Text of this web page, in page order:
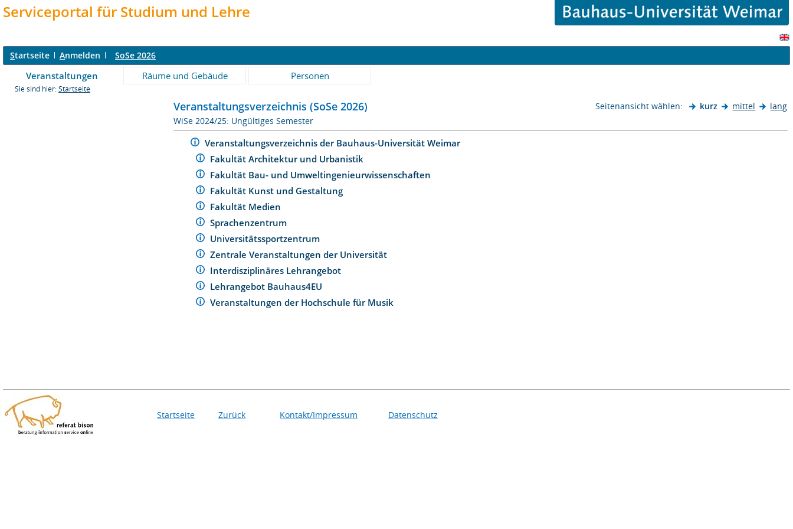
Serviceportal für Studium und Lehre
Startseite Anmelden SoSe 2026
Veranstaltungen Räume und Gebäude Personen
Sie sind hier: Startseite
Veranstaltungsverzeichnis (SoSe 2026) Seitenansicht wählen: kurz mittel
lang
WiSe 2024/25: Ungültiges Semester
Veranstaltungsverzeichnis der Bauhaus-Universität Weimar
Fakultät Architektur und Urbanistik
Fakultät Bau- und Umweltingenieurwissenschaften
Fakultät Kunst und Gestaltung
Fakultät Medien
Sprachenzentrum
Universitätssportzentrum
Zentrale Veranstaltungen der Universität
Interdisziplinäres Lehrangebot
Lehrangebot Bauhaus4EU
Veranstaltungen der Hochschule für Musik
Startseite Zurück Kontakt/Impressum Datenschutz